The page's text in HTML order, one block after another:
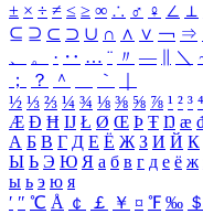
± × ÷ ≠ ≤ ≥ ∞ ∴ ♂ ♀ ∠ ⊥
⊆ ⊇ ⊂ ⊃ ∪ ∩ ∧ ∨ ￢ ⇒
、
。 · ‥ … ¨ 〃 ― ＼
；
？ ＾ ｀
½ ⅓ ⅔ ¼ ¾ ⅛ ⅜ ⅝ ⅞ ¹ ² ³ ⁴
Æ Ð Ħ Ĳ Ł Ø Œ Þ Ŧ Ŋ æ
А Б В Г Д Е Ё Ж З И Й К
Ы Ь Э Ю Я а б в г д е ё ж
ы ь э ю я
′ ″ ℃ Å ￠ ￡ ￥ ¤ ℉ ‰ ＄